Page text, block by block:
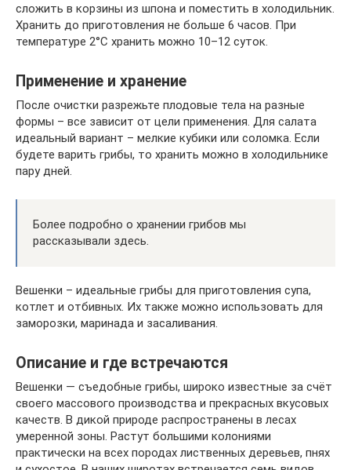
сложить в корзины из шпона и поместить в холодильник.
Хранить до приготовления не больше 6 часов. При
температуре 2°С хранить можно 10–12 суток.
Применение и хранение
После очистки разрежьте плодовые тела на разные
формы – все зависит от цели применения. Для салата
идеальный вариант – мелкие кубики или соломка. Если
будете варить грибы, то хранить можно в холодильнике
пару дней.
Более подробно о хранении грибов мы
рассказывали здесь.
Вешенки – идеальные грибы для приготовления супа,
котлет и отбивных. Их также можно использовать для
заморозки, маринада и засаливания.
Описание и где встречаются
Вешенки — съедобные грибы, широко известные за счёт
своего массового производства и прекрасных вкусовых
качеств. В дикой природе распространены в лесах
умеренной зоны. Растут большими колониями
практически на всех породах лиственных деревьев, пнях